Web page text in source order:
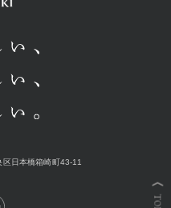
区日本橋箱崎町43-11
TOP